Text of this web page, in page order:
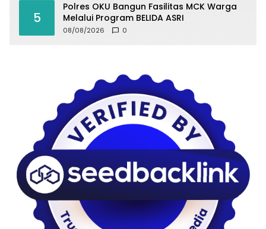
5
Polres OKU Bangun Fasilitas MCK Warga
Melalui Program BELIDA ASRI
08/08/2026 0